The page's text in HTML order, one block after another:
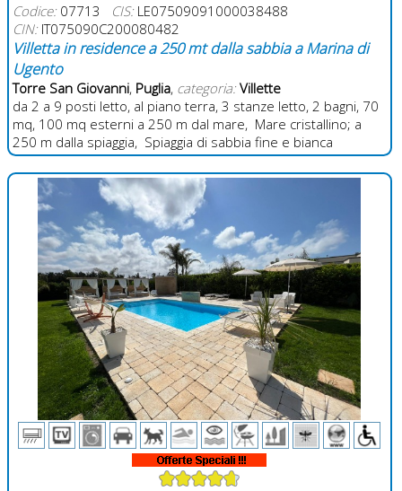
Codice:07713 CIS:LE07509091000038488
CIN:IT075090C200080482
Villetta in residence a 250 mt dalla sabbia a Marina di
Ugento
Torre San Giovanni, Puglia, categoria: Villette
da 2 a 9 posti letto, al piano terra, 3 stanze letto, 2 bagni, 70
mq, 100 mq esterni a 250 m dal mare, Mare cristallino; a
250 m dalla spiaggia, Spiaggia di sabbia fine e bianca